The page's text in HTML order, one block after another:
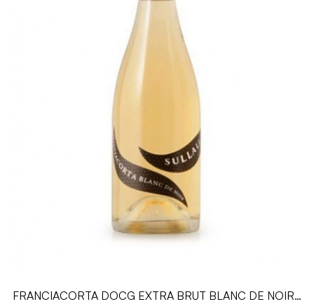
FRANCIACORTA DOCG EXTRA BRUT BLANC DE NOIR -